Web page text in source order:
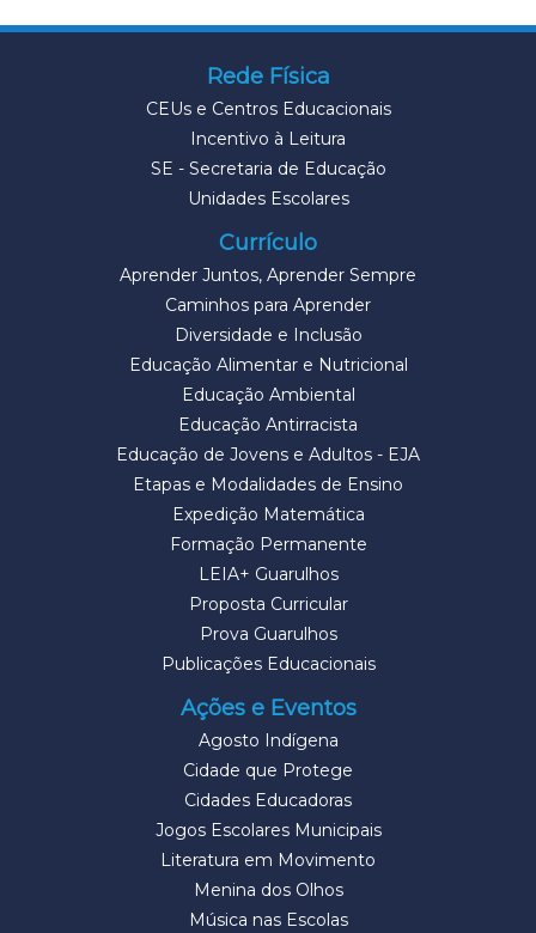
Rede Física
CEUs e Centros Educacionais
Incentivo à Leitura
SE - Secretaria de Educação
Unidades Escolares
Currículo
Aprender Juntos, Aprender Sempre
Caminhos para Aprender
Diversidade e Inclusão
Educação Alimentar e Nutricional
Educação Ambiental
Educação Antirracista
Educação de Jovens e Adultos - EJA
Etapas e Modalidades de Ensino
Expedição Matemática
Formação Permanente
LEIA+ Guarulhos
Proposta Curricular
Prova Guarulhos
Publicações Educacionais
Ações e Eventos
Agosto Indígena
Cidade que Protege
Cidades Educadoras
Jogos Escolares Municipais
Literatura em Movimento
Menina dos Olhos
Música nas Escolas